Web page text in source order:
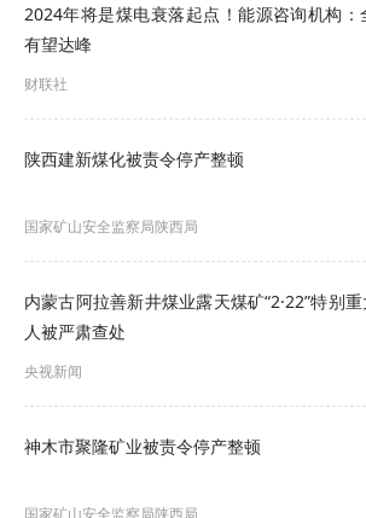
集团交易中心交易监
（jyjds@jiugang.com），联
6713939。
相关附件
无
2025年9月15日
点击查看招标详情：
月份焦煤集中采购预告
2024年将是煤电衰落起点！能源咨询机构
有望达峰
财联社
陕西建新煤化被责令停产整顿
国家矿山安全监察局陕西局
内蒙古阿拉善新井煤业露天煤矿“2·22”特别
人被严肃查处
央视新闻
神木市聚隆矿业被责令停产整顿
国家矿山安全监察局陕西局